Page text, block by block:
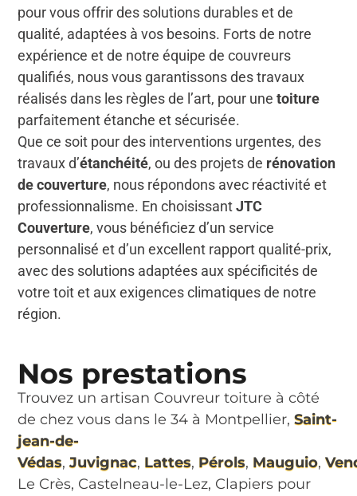
pour vous offrir des solutions durables et de
qualité, adaptées à vos besoins. Forts de notre
expérience et de notre équipe de couvreurs
qualifiés, nous vous garantissons des travaux
réalisés dans les règles de l’art, pour unetoiture
parfaitement étanche et sécurisée.
Que ce soit pour des interventions urgentes, des
travaux d’étanchéité, ou des projets de rénovation
de couverture, nous répondons avec réactivité et
professionnalisme. En choisissantJTC
Couverture, vous bénéficiez d’un service
personnalisé et d’un excellent rapport qualité-prix,
avec des solutions adaptées aux spécificités de
votre toit et aux exigences climatiques de notre
région.
Nos prestations
Trouvez un artisan Couvreur toiture à côté
de chez vous dans le 34 à Montpellier,Saint-
jean-de-
Védas,Juvignac, Lattes, Pérols, Mauguio,
Le Crès, Castelneau-le-Lez, Clapiers pour